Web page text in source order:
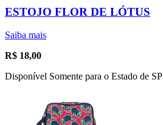
ESTOJO FLOR DE LÓTUS
Saiba mais
R$ 18,00
Disponível Somente para o Estado de SP